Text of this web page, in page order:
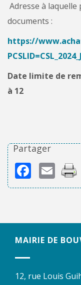
Adresse à
documents :
https://
Date limite de
à 12
Partager
MAIRIE DE
12, rue Louis